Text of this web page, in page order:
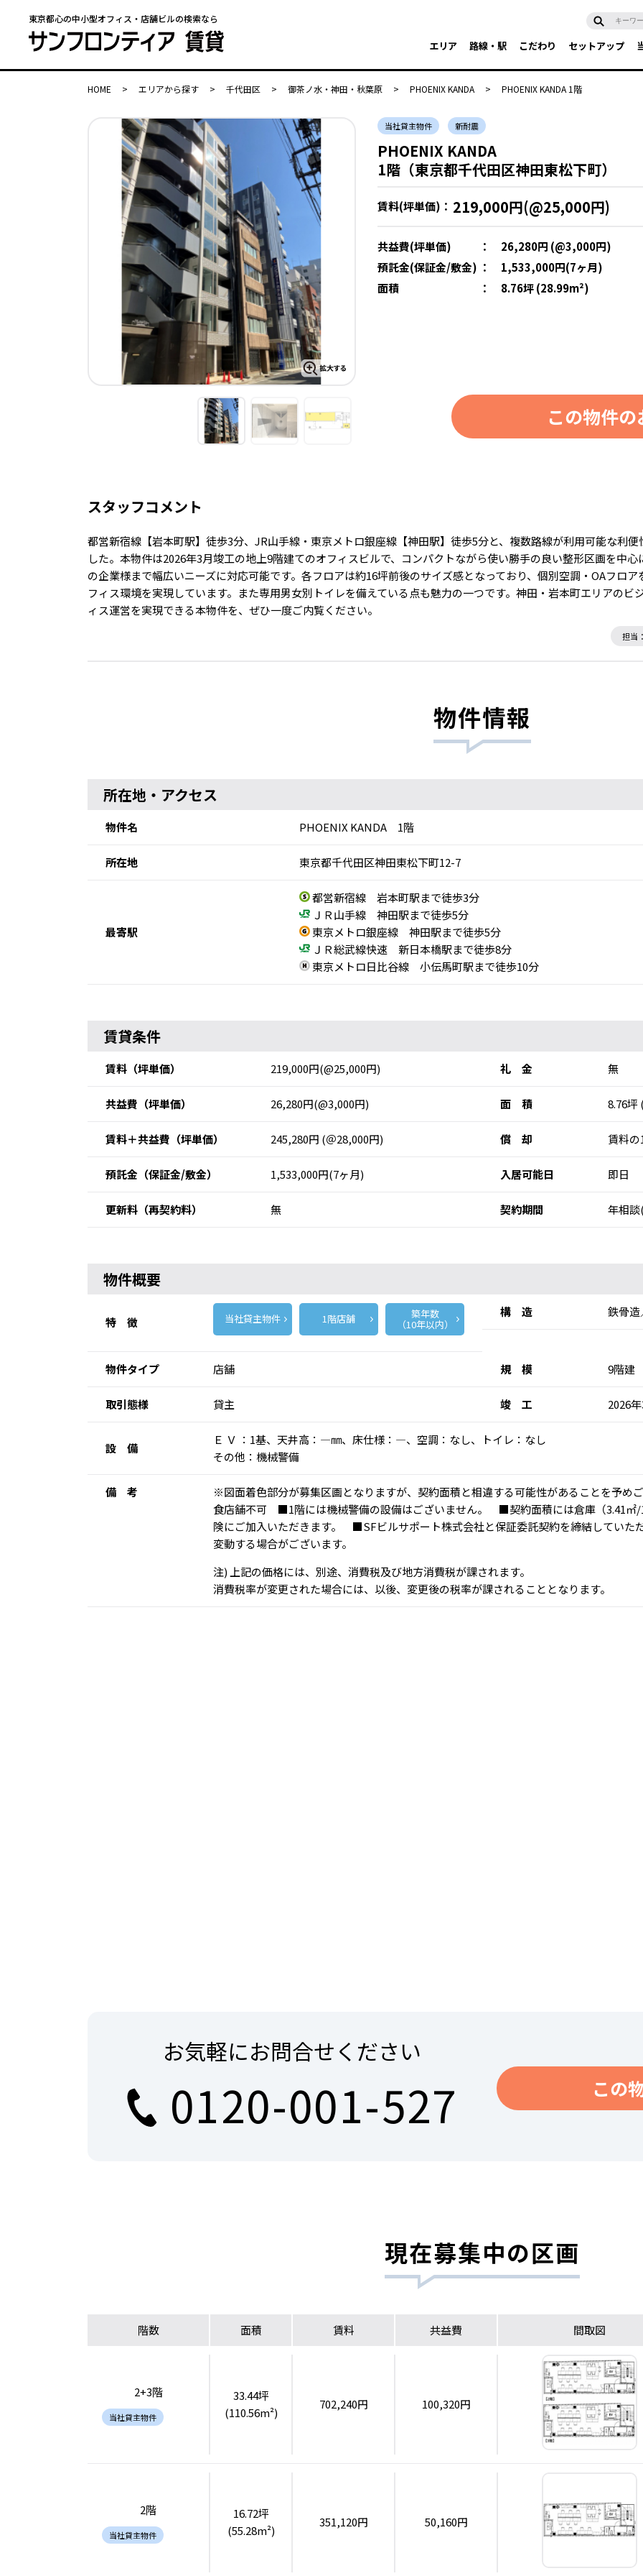
東京都心の中小型オフィス・店舗ビルの検索なら
エリア 路線・駅 こだわり セットアップ
HOME > エリアから探す > 千代田区 > 御茶ノ水・神田・秋葉原 > PHOENIX KANDA > PHOENIX KANDA 1階
当社貸主物件 新耐震
PHOENIX KANDA
1階（東京都千代田区神田東松下町）
賃料(坪単価)： 219,000円(@25,000円)
共益費(坪単価) ：
26,280円 (@3,000円)
預託金(保証金/敷金) ：
1,533,000円(7ヶ月)
面積
： 8.76坪 (28.99m²)
この物件
スタッフコメント
都営新宿線【岩本町駅】徒歩3分、JR山手線・東京メトロ銀座線【神田駅】徒歩5分と、複数路線が利用可能な利
した。本物件は2026年3月竣工の地上9階建てのオフィスビルで、コンパクトながら使い勝手の良い整形区画を中
の企業様まで幅広いニーズに対応可能です。各フロアは約16坪前後のサイズ感となっており、個別空調・OAフロ
フィス環境を実現しています。また専用男女別トイレを備えている点も魅力の一つです。神田・岩本町エリアのビ
ィス運営を実現できる本物件を、ぜひ一度ご内覧ください。
担当
物件情報
所在地・アクセス
物件名 PHOENIX KANDA 1階
所在地 東京都千代田区神田東松下町12-7
最寄駅
都営新宿線 岩本町駅まで徒歩3分
ＪＲ山手線 神田駅まで徒歩5分
東京メトロ銀座線 神田駅まで徒歩5分
ＪＲ総武線快速 新日本橋駅まで徒歩8分
東京メトロ日比谷線 小伝馬町駅まで徒歩10分
賃貸条件
賃料 （坪単価） 219,000円(@25,000円) 礼 金 無
共益費 （坪単価） 26,280円(@3,000円) 面 積 8.76坪
賃料＋共益費 （坪単価） 245,280円 (＠28,000円) 償 却 賃料
預託金 （保証金/敷金） 1,533,000円(7ヶ月) 入居可能日 即日
更新料 （再契約料） 無 契約期間 年相
物件概要
特 徴 当社貸主物件 1階店舗 築年数
（10年以内）
構 造 鉄骨
物件タイプ 店舗 規 模 9階建
取引態様 貸主 竣 工 2026
設 備
Ｅ Ｖ ：1基、天井高：―㎜、床仕様：―、空調：なし、トイレ：なし
その他：機械警備
備 考
※図面着色部分が募集区画となりますが、契約面積と相違する可能性があることを
食店舗不可 ■1階には機械警備の設備はございません。 ■契約面積には倉庫（3.41
険にご加入いただきます。 ■SFビルサポート株式会社と保証委託契約を締結してい
変動する場合がございます。
注) 上記の価格には、別途、消費税及び地方消費税が課されます。
消費税率が変更された場合には、以後、変更後の税率が課されることとなります。
お気軽にお問合せください
0120-001-527 この
現在募集中の区画
階数 面積 賃料 共益費 間取図
2+3階
当社貸主物件
33.44坪
(110.56m²)
702,240円 100,320円
2階
当社貸主物件
16.72坪
(55.28m²)
351,120円 50,160円